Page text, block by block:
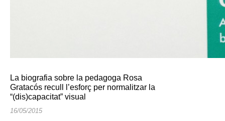
La biografia sobre la pedagoga Rosa
Gratacós recull l’esforç per normalitzar la
“(dis)capacitat” visual
16/05/2015